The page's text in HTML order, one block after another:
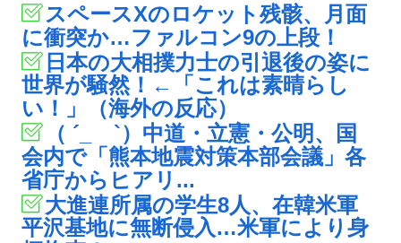
スペースXのロケット残骸、月面
に衝突か…ファルコン9の上段！
日本の大相撲力士の引退後の姿に
世界が騒然！←「これは素晴らし
い！」（海外の反応）
（ ´_ゝ`）中道・立憲・公明、国
会内で「熊本地震対策本部会議」各
省庁からヒアリ...
大進連所属の学生8人、在韓米軍
平沢基地に無断侵入…米軍により身